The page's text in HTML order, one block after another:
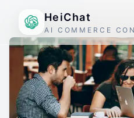
HeiChat
AI COMMERCE